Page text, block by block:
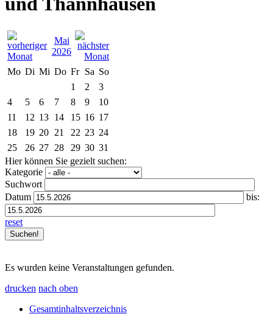
Mai
2026
Mo Di Mi Do Fr Sa So
1
2
3
4
5 6 7 8 9
10
11
12 13 14 15 16 17
18
19 20 21 22 23 24
25
26 27 28 29 30 31
Hier können Sie gezielt suchen:
Kategorie
Suchwort
Datum
bis:
reset
Es wurden keine Veranstaltungen gefunden.
drucken nach oben
Gesamtinhaltsverzeichnis